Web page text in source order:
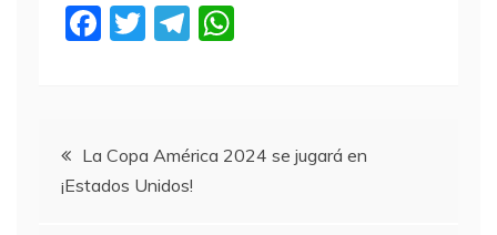
F
b
o
T
T
a
m
A
Navegación
de
La Copa América 2024 se jugará en
¡Estados Unidos!